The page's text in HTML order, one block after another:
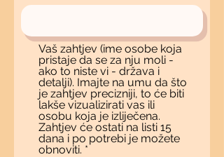
Vaš zahtjev (ime osobe koja
pristaje da se za nju moli -
ako to niste vi - država i
detalji). Imajte na umu da što
je zahtjev precizniji, to će biti
lakše vizualizirati vas ili
osobu koja je izliječena.
Zahtjev će ostati na listi 15
dana i po potrebi je možete
obnoviti.